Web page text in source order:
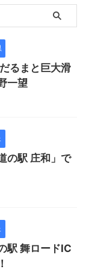
るまと巨大滑
一望
の駅 庄和」で
駅 舞ロードIC